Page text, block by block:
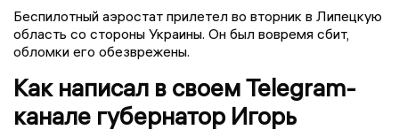
Беспилотный аэростат прилетел во вторник в Липецкую
область со стороны Украины. Он был вовремя сбит,
обломки его обезврежены.
Как написал в своем Telegram-
канале губернатор Игорь